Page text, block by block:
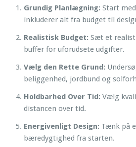
Grundig Planlægning: Start
inkluderer alt fra budget til
Realistisk Budget: Sæt et
buffer for uforudsete udgifter.
Vælg den Rette Grund:
beliggenhed, jordbund og
Holdbarhed Over Tid: Vælg
distancen over tid.
Energivenligt Design: Tænk på
bæredygtighed fra starten.